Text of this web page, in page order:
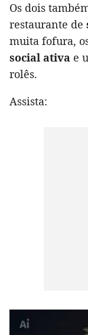
Os dois
restaurante de
muita fofura,
social ativa e
rolês.
Assista: